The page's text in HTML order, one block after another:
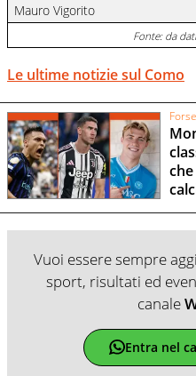
Mauro Vigorito
Fonte: da
Le ultime notizie sul Como
Vuoi essere sempre
sport, risultati ed
canale
Entra nel